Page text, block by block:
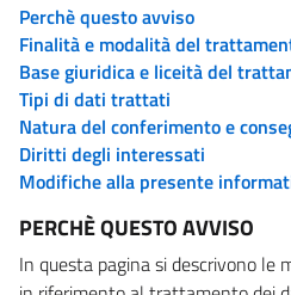
Perchè questo avviso
Finalità e modalità del
Base giuridica e liceità del
Tipi di dati trattati
Natura del conferimento e
Diritti degli interessati
Modifiche alla presente
PERCHÈ QUESTO AVVISO
In questa pagina si descrivono le